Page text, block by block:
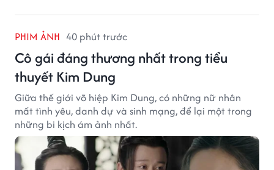
PHIM ẢNH 40 phút trước
Cô gái đáng thương nhất trong tiểu
thuyết Kim Dung
Giữa thế giới võ hiệp Kim Dung, có những nữ nhân
mất tình yêu, danh dự và sinh mạng, để lại một trong
những bi kịch ám ảnh nhất.